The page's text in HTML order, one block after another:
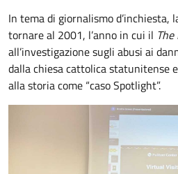
In tema di giornalismo d’inchiesta,
tornare al 2001, l’anno in cui il
all’investigazione sugli abusi ai
dalla chiesa cattolica statunitense
alla storia come “caso Spotlight”.